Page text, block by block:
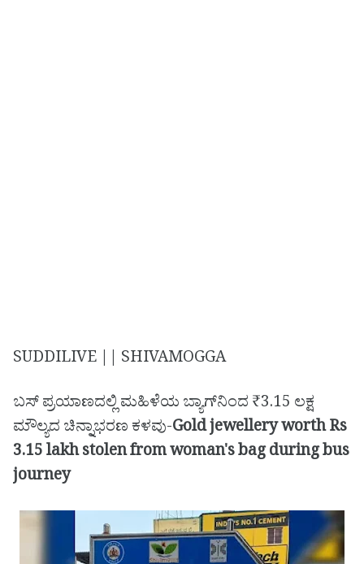
SUDDILIVE || SHIVAMOGGA
ಬಸ್‌ ಪ್ರಯಾಣದಲ್ಲಿ ಮಹಿಳೆಯ ಬ್ಯಾಗ್‌ನಿಂದ ₹3.15 ಲಕ್ಷ
ಮೌಲ್ಯದ ಚಿನ್ನಾಭರಣ ಕಳವು-Gold jewellery worth Rs
3.15 lakh stolen from woman's bag during bus
journey